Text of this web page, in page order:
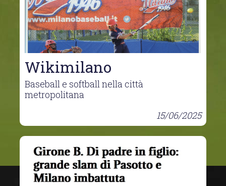
Wikimilano
Baseball e softball nella città
metropolitana
15/06/2025